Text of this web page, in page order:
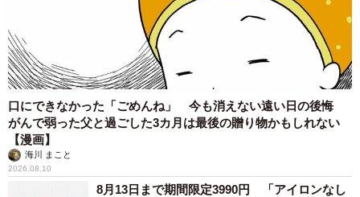
口にできなかった「ごめんね」 今も消えない遠い日の後悔
がんで弱った父と過ごした3カ月は最後の贈り物かもしれない
【漫画】
海川 まこと
2026.08.10
8月13日まで期間限定3990円 「アイロンなし